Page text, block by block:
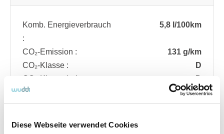
Diese Webseite verwendet Cookies
Komb. Energieverbrauch
:
5,8 l/100km
CO₂-Emission :
131 g/km
CO₂-Klasse :
D
CO₂-Klasse bei
entladener Batterie :
D